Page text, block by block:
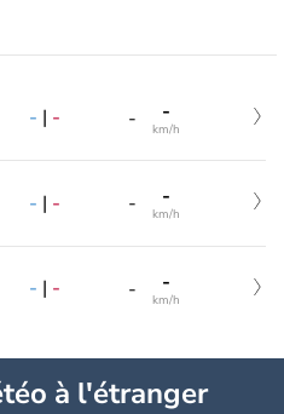
- | - - -
km/h
- | - - -
km/h
- | - - -
km/h
à l'étranger